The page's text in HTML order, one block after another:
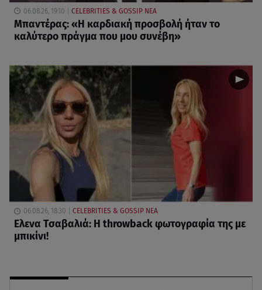
06.08.26, 19:10 CELEBRITIES & GOSSIP ΝΕΑ
Μπαντέρας: «Η καρδιακή προσβολή ήταν το
καλύτερο πράγμα που μου συνέβη»
06.08.26, 18:30 CELEBRITIES & GOSSIP ΝΕΑ
Ελενα Τσαβαλιά: Η throwback φωτογραφία της με
μπικίνι!